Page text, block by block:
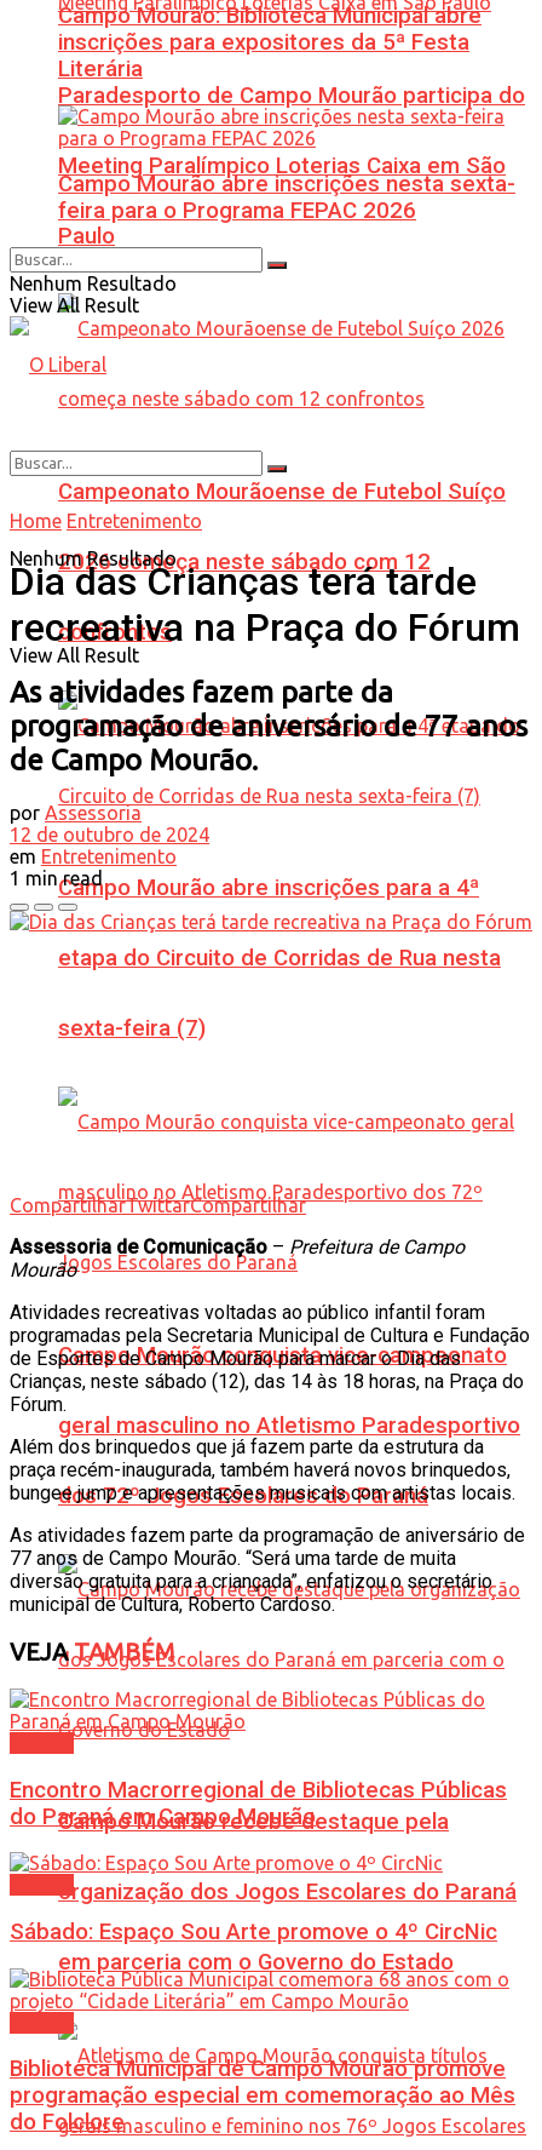
Paradesporto de Campo Mourão participa do
Meeting Paralímpico Loterias Caixa em São
Paulo
Campeonato Mourãoense de Futebol Suíço
2026 começa neste sábado com 12
confrontos
Campo Mourão abre inscrições para a 4ª
etapa do Circuito de Corridas de Rua nesta
sexta-feira (7)
Campo Mourão conquista vice-campeonato
geral masculino no Atletismo Paradesportivo
dos 72º Jogos Escolares do Paraná
Campo Mourão recebe destaque pela
organização dos Jogos Escolares do Paraná
em parceria com o Governo do Estado
Campo Mourão: Biblioteca Municipal abre
inscrições para expositores da 5ª Festa
Literária
Campo Mourão abre inscrições nesta sexta-
feira para o Programa FEPAC 2026
Nenhum Resultado
View All Result
Nenhum Resultado
View All Result
Home Entretenimento
Dia das Crianças terá tarde
recreativa na Praça do Fórum
As atividades fazem parte da
programação de aniversário de 77 anos
de Campo Mourão.
por Assessoria
12 de outubro de 2024
em Entretenimento
1 min read
CompartilharTwittarCompartilhar
Assessoria de Comunicação – Prefeitura de Campo
Mourão
Atividades recreativas voltadas ao público infantil foram
programadas pela Secretaria Municipal de Cultura e Fundação
de Esportes de Campo Mourão para marcar o Dia das
Crianças, neste sábado (12), das 14 às 18 horas, na Praça do
Fórum.
Além dos brinquedos que já fazem parte da estrutura da
praça recém-inaugurada, também haverá novos brinquedos,
bungee jump e apresentações musicais com artistas locais.
As atividades fazem parte da programação de aniversário de
77 anos de Campo Mourão. “Será uma tarde de muita
diversão gratuita para a criançada”, enfatizou o secretário
municipal de Cultura, Roberto Cardoso.
VEJATAMBÉM
Encontro Macrorregional de Bibliotecas Públicas
do Paraná em Campo Mourão
Sábado: Espaço Sou Arte promove o 4º CircNic
Biblioteca Municipal de Campo Mourão promove
programação especial em comemoração ao Mês
do Folclore